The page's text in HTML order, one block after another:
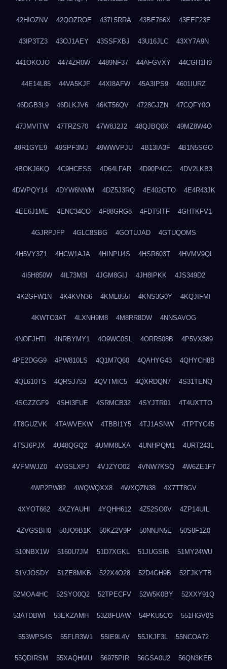
42HIOZNV 42QOZROE 437L5RRA 43BE766X 43EEF23E
43IP3TZ3 43OJ1AEY 43SSFXBJ 43U16JLC 43XY7A9N
441OKOJO 4474ZR0W 4489NF37 44AFGVXY 44CGH1H9
44E14L85 44VA5KJF 44XI8AFW 45A3IPS9 4601IURZ
46DGB3L9 46DLKJV6 46KT56QV 4728GJZN 47CQFY0O
47JMVITW 47TRZS70 47W8J2J2 48QJBQ0X 49MZ8W4O
49R1GYE9 49SPF3MJ 49WWVPJU 4B13IA3F 4B1N5SGO
4BOKJ6KQ 4C9HCESS 4D64LFAR 4D90P4CC 4DV2LKB3
4DWPQY14 4DYW6NWM 4DZ5J3RQ 4E402GTO 4E4R43JK
4EE6J1ME 4ENC34CO 4F88GRG8 4FDT5ITF 4GHTKFV1
4GJRPJFP 4GLC8SBG 4GOTUJAD 4GTUQOMS
4H5VY3Z1 4HCW1AJA 4HINPU4S 4HSR603T 4HVMV9QI
4I5H850W 4IL73M3I 4JGM8GIJ 4JH8IPKK 4JS349D2
4K2GFW1N 4K4KVN36 4KML855I 4KNS3G0Y 4KQJIFMI
4KWTO3AT 4LXNH9M8 4M8RR8DW 4NNSAVOG
4NOFJHTI 4NRBYMY1 4O9WC0SL 4ORR508B 4P5VX889
4PE2DGG9 4PW810LS 4Q1M7Q60 4QAHYG43 4QHYCH8B
4QL610TS 4QRSJ753 4QVTMIC5 4QXRDQN7 4S31TENQ
4SGZZGF9 4SHI3FUE 4SRMCB32 4SYJTR01 4T4UXTTO
4T8GUZVK 4TAWVEKW 4TBBI1Y5 4TJ1ASNW 4TPTYC45
4TSJ6PJX 4U48QGQ2 4UMM8LXA 4UNHPQM1 4URT243L
4VFMWJZ0 4VGSLXPJ 4VJZYO02 4VNW7KSQ 4W6ZE1F7
4WP2PW82 4WQWQXX8 4WXQZN38 4X7TT8GV
4XYOT662 4XZYAUHI 4YQHH612 4Z52SO0V 4ZP14UIL
4ZVGSBH0 50JO9B1K 50KZ2V9P 50NNJN5E 50S8F1Z0
510NBX1W 5160U7JM 51D7XGKL 51JUGSIB 51MY24WU
51VJOSDY 51ZE8MKB 522X4O28 52D4GH9B 52FJKYTB
52MOA4HC 52SYO0Q2 52TPECFV 52W5K0BY 52XXY91Q
53ATDBWI 53EKZAMH 53Z8FUAW 54PKU5CO 551HGV0S
553WPS4S 55FLR3W1 55IE9L4V 55JKJF3L 55NCOA72
55QDIRSM 55XAQHMU 56975PIR 56GSA0U2 56QN3KEB